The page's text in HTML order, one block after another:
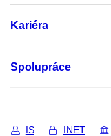
Kariéra
Spolupráce
IS INET